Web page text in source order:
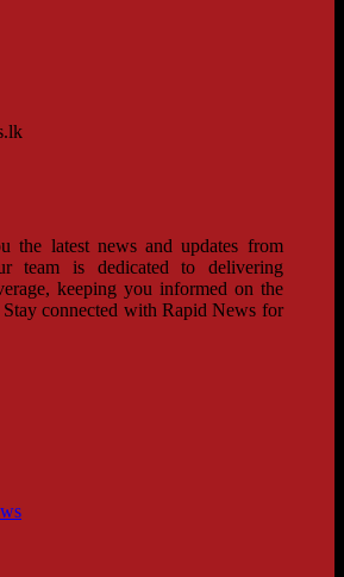
the latest news and updates from
team is dedicated to delivering
keeping you informed on the
Stay connected with Rapid News for